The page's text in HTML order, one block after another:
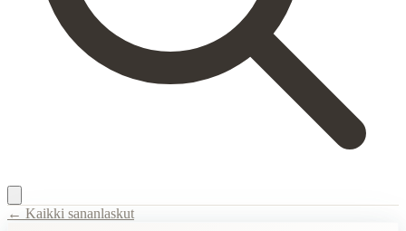
← Kaikki sananlaskut